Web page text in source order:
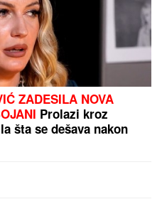
protiv Bazela,